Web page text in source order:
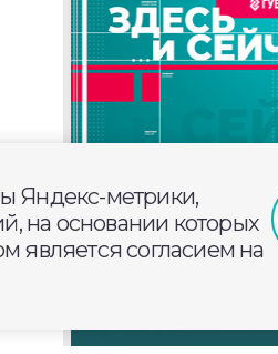
Яндекс-метрики,
на основании которых
является согласием на